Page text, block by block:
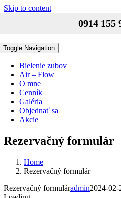
Skip to content
0914 155
Toggle Navigation
Bielenie zubov
Air – Flow
O mne
Cenník
Galéria
Objednať sa
Akcie
Rezervačný formulár
Home
Rezervačný formulár
Rezervačný formuláradmin2024-02-